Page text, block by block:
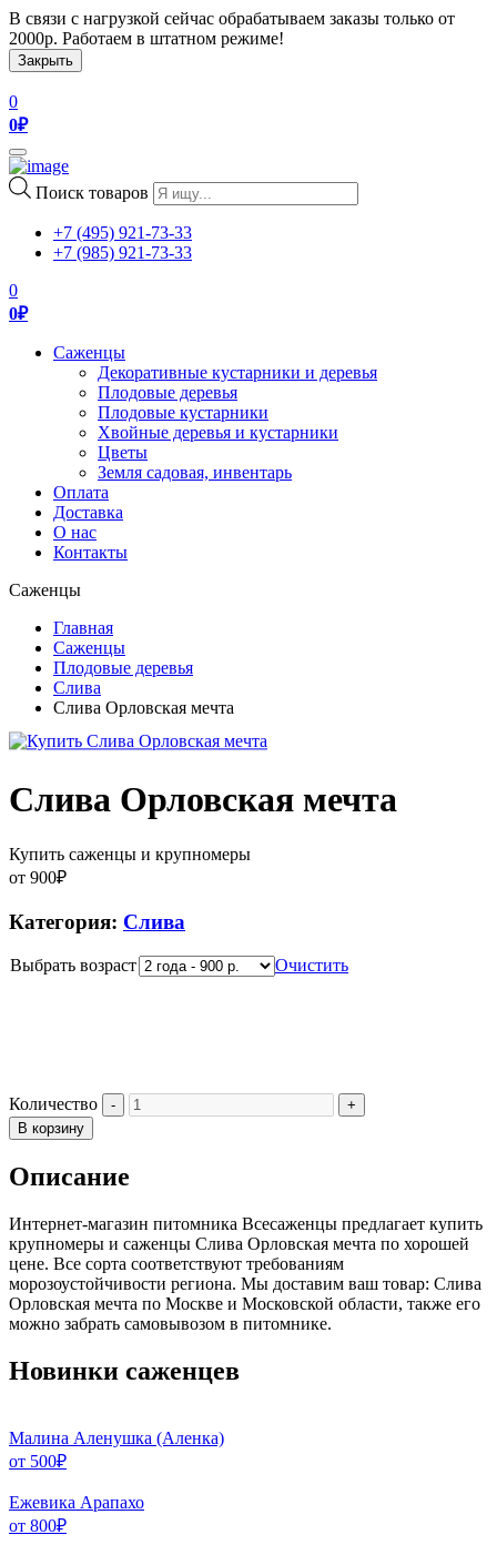
В связи с нагрузкой сейчас обрабатываем заказы только от
2000р. Работаем в штатном режиме!
Закрыть
0
0₽
Toggle
navigation
Поиск товаров
+7 (495) 921-73-33
+7 (985) 921-73-33
0
0₽
Саженцы
Декоративные кустарники и деревья
Плодовые деревья
Плодовые кустарники
Хвойные деревья и кустарники
Цветы
Земля садовая, инвентарь
Оплата
Доставка
О нас
Контакты
Саженцы
Главная
Саженцы
Плодовые деревья
Слива
Слива Орловская мечта
Слива Орловская мечта
Купить саженцы и крупномеры
от 900₽
Категория: Слива
Выбрать возраст Очистить
Количество
В корзину
Описание
Интернет-магазин питомника Всесаженцы предлагает купить
крупномеры и саженцы Слива Орловская мечта по хорошей
цене. Все сорта соответствуют требованиям
морозоустойчивости региона. Мы доставим ваш товар: Слива
Орловская мечта по Москве и Московской области, также его
можно забрать самовывозом в питомнике.
Новинки саженцев
Малина Аленушка (Аленка)
от 500₽
Ежевика Арапахо
от 800₽